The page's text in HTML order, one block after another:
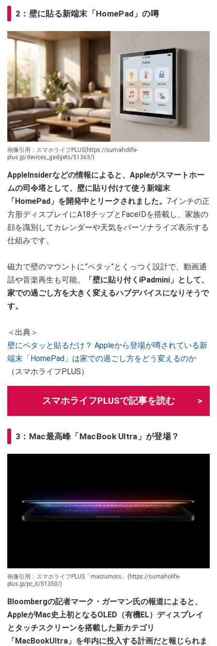
2：壁に貼る新端末「HomePad」の噂
画像引用：スマホライフPLUS(https://sumaholife-
plus.jp/devices_gadgets/51363/)
AppleInsiderなどの情報によると、Appleがスマートホー
ムの司令塔として、壁に貼り付けて使う新端末
「HomePad」を開発中とリークされました。 7インチの正
方形ディスプレイにA18チップとFaceIDを搭載し、家族の
顔を識別してカレンダーや天気をパーソナライズ表示する
仕組みです。
磁力で壁のマウントに”ペタッ”とくっつく設計で、動画通
話や音楽再生も可能。
「壁に貼り付くiPadmini」として、
家での過ごし方を大きく変えるハブデバイスになりそうで
す。
＜出典＞
壁にペタッと貼るだけ？ Appleから登場が噂されている新
端末「HomePad」は家での過ごし方をどう変えるのか
（スマホライフPLUS）
スマホライフPLUSで記事を読む
3：Mac最高峰「MacBook Ultra」が登場？
画像引用：スマホライフPLUS「macrumors」(https://sumaholife-
plus.jp/pc_it/51350/)
Bloombergの記者マーク・ガーマン氏の報道によると、
AppleがMac史上初となるOLED（有機EL）ディスプレイ
とタッチスクリーンを搭載した新カテゴリ
「MacBookUltra」を年内に投入する計画だと報じられま